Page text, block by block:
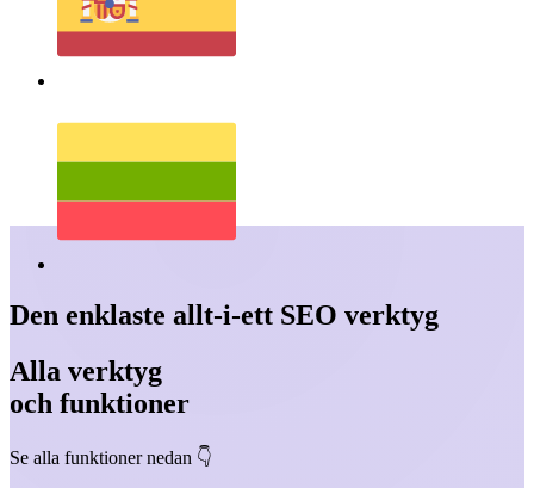
Den enklaste allt-i-ett SEO verktyg
Alla verktyg
och funktioner
Se alla funktioner nedan 👇️